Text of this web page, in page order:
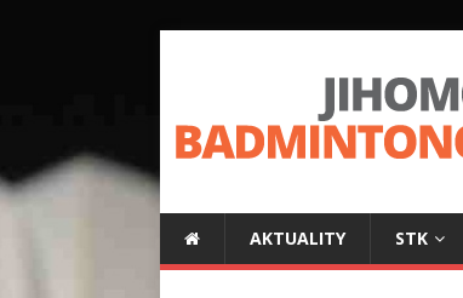
AKTUALITY STK